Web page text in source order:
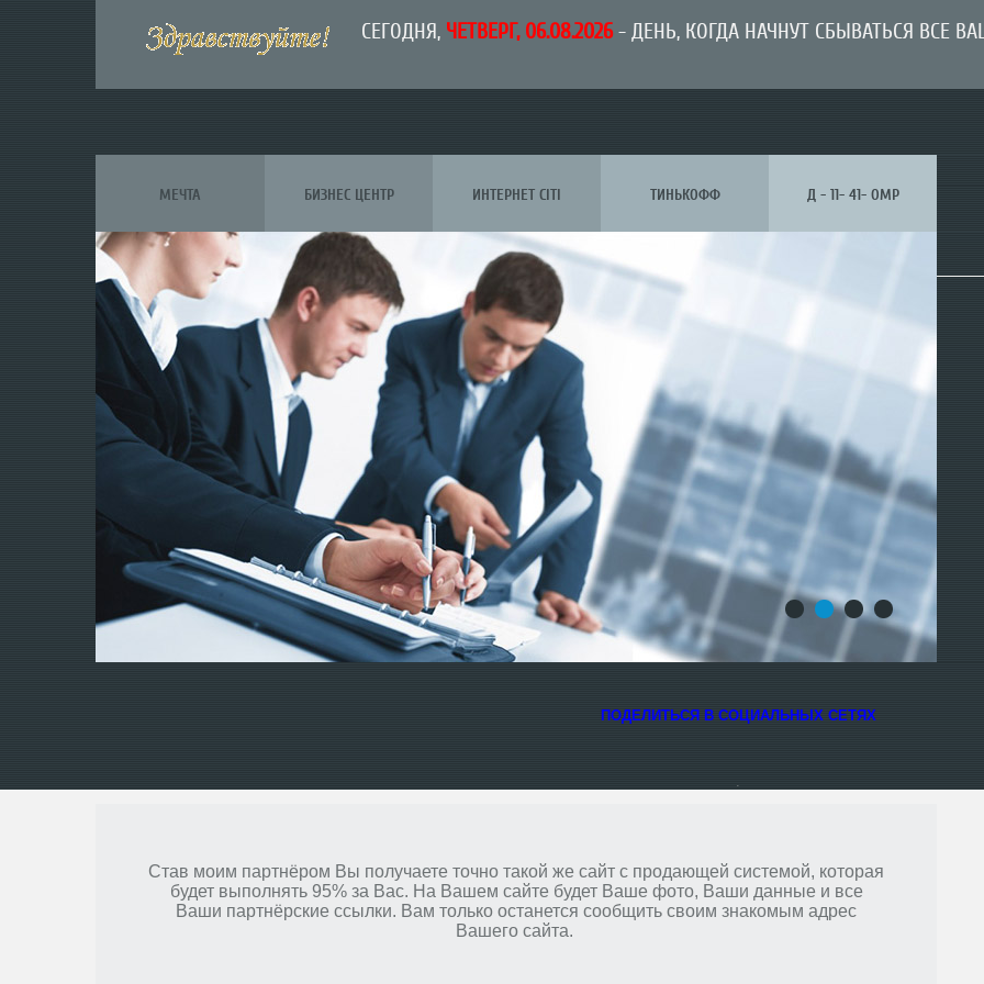
СЕГОДНЯ, ЧЕТВЕРГ, 06.08.2026- ДЕНЬ, КОГДА НАЧНУТ СБЫВАТЬСЯ ВСЕ
МЕЧТА БИЗНЕС ЦЕНТР ИНТЕРНЕТ CITI ТИНЬКОФФ Д - 11- 41- ОМР
2
ПОДЕЛИТЬСЯ В СОЦИАЛЬНЫХ СЕТЯХ
Став моим партнёром Вы получаете точно такой же сайт с продающей системой, которая
будет выполнять 95% за Вас. На Вашем сайте будет Ваше фото, Ваши данные и все
Ваши партнёрские ссылки. Вам только останется сообщить своим знакомым адрес
Вашего сайта.